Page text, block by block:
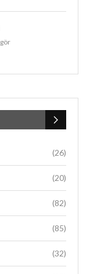
(26)
(20)
(82)
(85)
(32)